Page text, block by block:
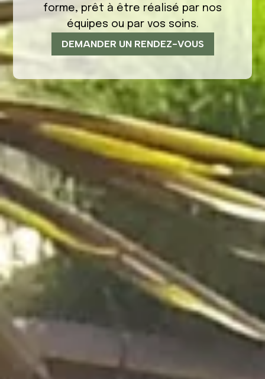
forme, prêt à être réalisé par nos
équipes ou par vos soins.
DEMANDER UN RENDEZ-VOUS